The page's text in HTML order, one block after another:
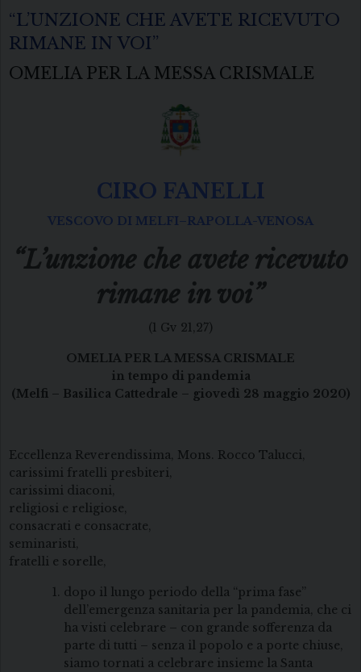
“L’UNZIONE CHE AVETE RICEVUTO
RIMANE IN VOI”
OMELIA PER LA MESSA CRISMALE
CIRO FANELLI
VESCOVO DI MELFI–RAPOLLA-VENOSA
“L’unzione che avete ricevuto
rimane in voi”
(1 Gv 21,27)
OMELIA PER LA MESSA CRISMALE
in tempo di pandemia
(Melfi – Basilica Cattedrale – giovedì 28 maggio 2020)
Eccellenza Reverendissima, Mons. Rocco Talucci,
carissimi fratelli presbiteri,
carissimi diaconi,
religiosi e religiose,
consacrati e consacrate,
seminaristi,
fratelli e sorelle,
dopo il lungo periodo della “prima fase”
dell’emergenza sanitaria per la pandemia, che ci
ha visti celebrare – con grande sofferenza da
parte di tutti – senza il popolo e a porte chiuse,
siamo tornati a celebrare insieme la Santa